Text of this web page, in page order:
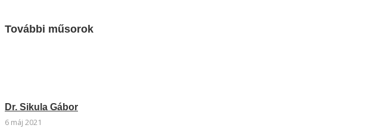
További műsorok
Dr. Sikula Gábor
6 máj 2021